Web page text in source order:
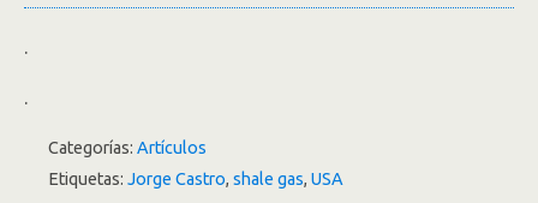
.
.
Categorías: Artículos
Etiquetas: Jorge Castro, shale gas, USA